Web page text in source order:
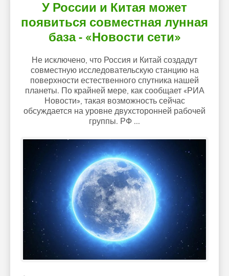
У России и Китая может
появиться совместная лунная
база - «Новости сети»
Не исключено, что Россия и Китай создадут
совместную исследовательскую станцию на
поверхности естественного спутника нашей
планеты. По крайней мере, как сообщает «РИА
Новости», такая возможность сейчас
обсуждается на уровне двухсторонней рабочей
группы. РФ ...